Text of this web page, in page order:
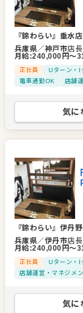
『錦わらい』垂水店
兵庫県／神戸市店
月給:240,000 円〜
正社員 Uターン・I
電車通勤OK
店舗
気に
『錦わらい』伊丹
兵庫県／伊丹市店
月給:240,000 円〜
正社員 Uターン・I
店舗運営・マネジメ
気に